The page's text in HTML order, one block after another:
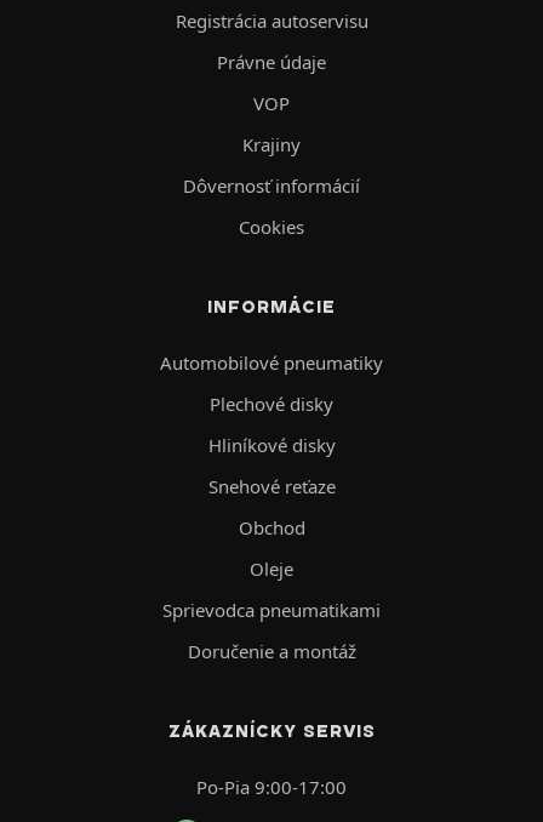
Registrácia autoservisu
Právne údaje
VOP
Krajiny
Dôvernosť informácií
Cookies
INFORMÁCIE
Automobilové pneumatiky
Plechové disky
Hliníkové disky
Snehové reťaze
Obchod
Oleje
Sprievodca pneumatikami
Doručenie a montáž
ZÁKAZNÍCKY SERVIS
Po-Pia 9:00-17:00